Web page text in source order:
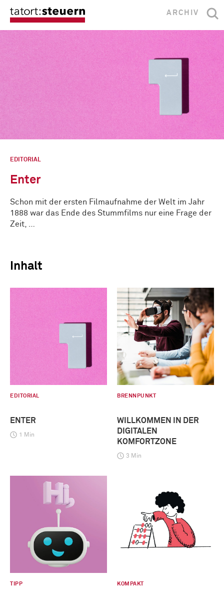
ARCHIV
EDITORIAL
Enter
Schon mit der ersten Filmaufnahme der Welt im Jahr
1888 war das Ende des Stummfilms nur eine Frage der
Zeit, …
Inhalt
EDITORIAL
ENTER
1 Min
BRENNPUNKT
WILLKOMMEN IN DER
DIGITALEN
KOMFORTZONE
3 Min
TIPP KOMPAKT